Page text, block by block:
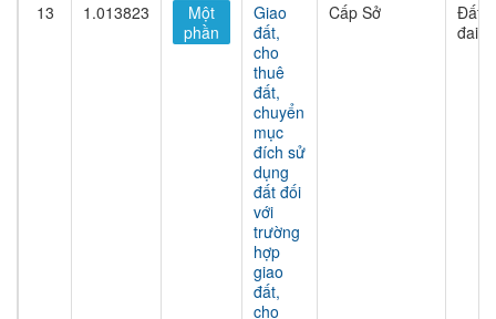
13 1.013823
Một
phần
Giao
đất,
cho
thuê
đất,
chuyển
mục
đích sử
dụng
đất đối
với
trường
hợp
giao
đất,
cho
Cấp Sở
Đất
đai